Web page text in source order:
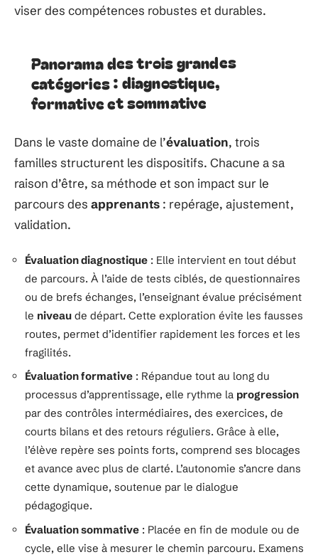
viser des compétences robustes et durables.
Panorama des trois grandes
catégories : diagnostique,
formative et sommative
Dans le vaste domaine de l’évaluation, trois
familles structurent les dispositifs. Chacune a sa
raison d’être, sa méthode et son impact sur le
parcours des apprenants : repérage, ajustement,
validation.
Évaluation diagnostique : Elle intervient en tout début
de parcours. À l’aide de tests ciblés, de questionnaires
ou de brefs échanges, l’enseignant évalue précisément
le niveau de départ. Cette exploration évite les fausses
routes, permet d’identifier rapidement les forces et les
fragilités.
Évaluation formative : Répandue tout au long du
processus d’apprentissage, elle rythme la progression
par des contrôles intermédiaires, des exercices, de
courts bilans et des retours réguliers. Grâce à elle,
l’élève repère ses points forts, comprend ses blocages
et avance avec plus de clarté. L’autonomie s’ancre dans
cette dynamique, soutenue par le dialogue
pédagogique.
Évaluation sommative : Placée en fin de module ou de
cycle, elle vise à mesurer le chemin parcouru. Examens